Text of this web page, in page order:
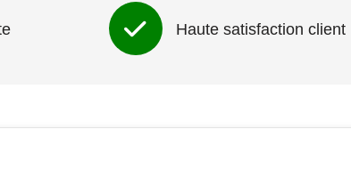
Haute satisfaction client